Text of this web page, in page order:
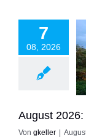
7
08, 2026
in Geldern
August
Von gkeller